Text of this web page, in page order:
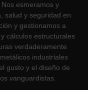
esmeramos y
salud y seguridad en
y gestionamos a
cálculos estructurales
verdaderamente
industriales
gusto y el diseño de
vanguardistas.